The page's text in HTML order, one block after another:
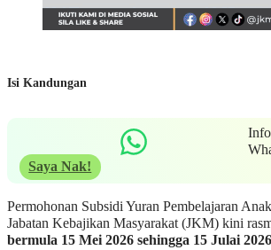
Isi Kandungan
Saya Nak!
Permohonan Subsidi Yuran Pembelajaran
Jabatan Kebajikan Masyarakat (JKM) kini
bermula 15 Mei 2026 sehingga 15 Julai